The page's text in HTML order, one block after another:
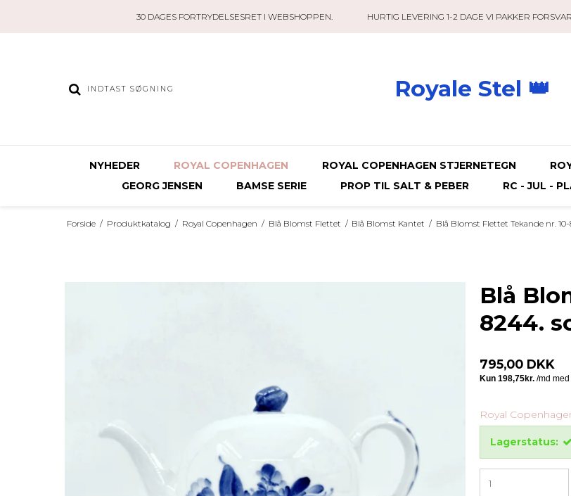
30 DAGES FORTRYDELSESRET I WEBSHOPPEN. HURTIG LEVERING 1-2 DAGE VI PAKKER
Royale Stel 👑
NYHEDER ROYAL COPENHAGEN ROYAL COPENHAGEN STJERNETEGN
GEORG JENSEN
BAMSE SERIE PROP TIL SALT & PEBER RC - JUL -
Forside / Produktkatalog / Royal Copenhagen / Blå Blomst Flettet / Blå Blomst Kantet / Blå Blomst Flettet Tekande nr.
Blå
8244.
795,00 DKK
Royal
Lagerstatus: